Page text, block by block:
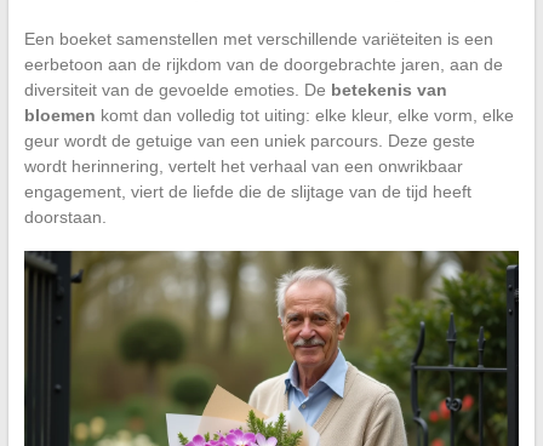
Een boeket samenstellen met verschillende variëteiten is een
eerbetoon aan de rijkdom van de doorgebrachte jaren, aan de
diversiteit van de gevoelde emoties. De betekenis van
bloemen komt dan volledig tot uiting: elke kleur, elke vorm, elke
geur wordt de getuige van een uniek parcours. Deze geste
wordt herinnering, vertelt het verhaal van een onwrikbaar
engagement, viert de liefde die de slijtage van de tijd heeft
doorstaan.